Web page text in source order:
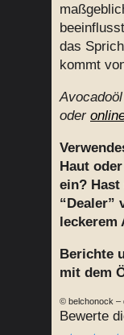
das
kommt
oder
Haut
ein?
“Dealer”
leckerem
Berichte
mit dem
© belchonock –
Bewerte